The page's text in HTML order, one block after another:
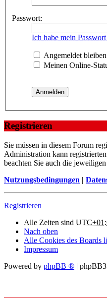
Passwort:
Ich habe mein
Angemeldet bleiben
Meinen Online-
Registrieren
Sie müssen in diesem Forum
Administration kann
beachten Sie auch die
Nutzungsbedingungen |
Registrieren
Alle Zeiten sind
Nach oben
Alle Cookies des Boards
Impressum
Powered by phpBB ® |